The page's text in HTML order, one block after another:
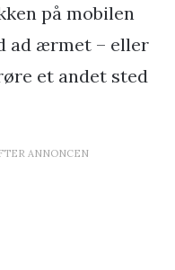
på mobilen
ad ærmet – eller
et andet sted
ANNONCEN